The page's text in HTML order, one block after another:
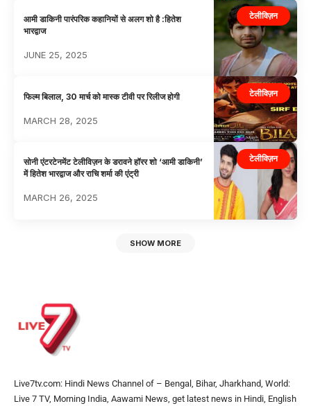
भोजपुरी
मनोरंजन
टेलीविज़न
आमी डाकिनी पारंपरिक कहानियों से अलग शो है :हितेश
भारद्वाज
JUNE 25, 2025
टेलीविज़न
फिल्म बिलाल, 30 मार्च को मास्क टीवी पर रिलीज होगी
MARCH 28, 2025
टेलीविज़न
सोनी एंटरटेनमेंट टेलीविज़न के डरावने हॉरर शो ‘आमी डाकिनी’
में हितेश भारद्वाज और राचि शर्मा की एंट्री
MARCH 26, 2025
SHOW MORE
Live7tv.com: Hindi News Channel of – Bengal, Bihar, Jharkhand, World:
Live 7 TV, Morning India, Aawami News, get latest news in Hindi, English